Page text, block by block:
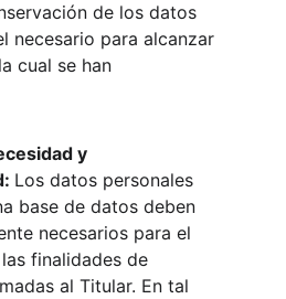
de los datos
necesario para alcanzar
cual se han
y
Los datos personales
base de datos deben
necesarios para el
finalidades de
al Titular. En tal